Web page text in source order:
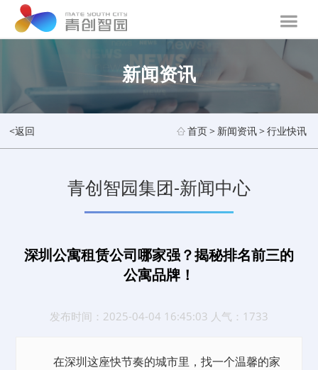
新闻资讯
<返回 首页> 新闻资讯>行业快讯
青创智园集团-新闻中心
深圳公寓租赁公司哪家强？揭秘排名前三的
公寓品牌！
发布时间：2025-04-04 16:45:03 人气：1733
在深圳这座快节奏的城市里，找一个温馨的家